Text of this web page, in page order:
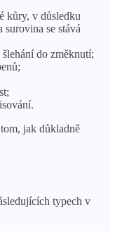
kůry, v důsledku
surovina se stává
do změknutí;
jak důkladně
typech v